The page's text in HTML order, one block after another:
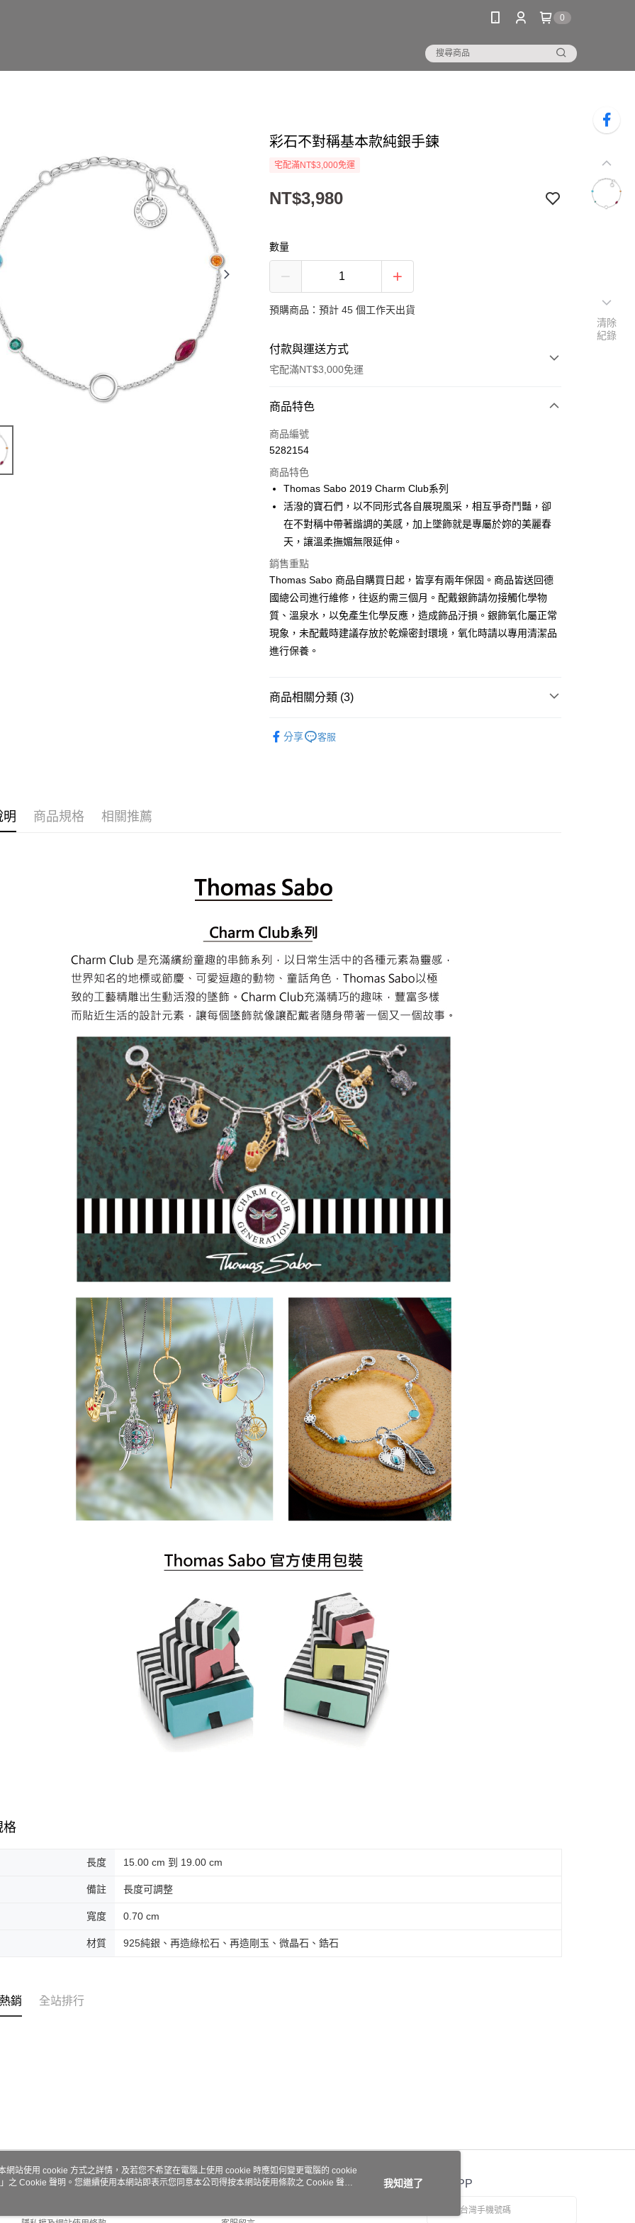
0
彩石不對稱基本款純銀手鍊
宅配滿NT$3,000免運
NT$3,980
數量
預購商品：預計 45 個工作天出貨
付款與運送方式
宅配滿NT$3,000免運
付款方式
信用卡一次付款
街口支付
悠遊付
ATM付款
運送方式
黑貓宅急便
每筆NT$100，滿NT$3,000(含以上)免運費
商品特色
商品編號
5282154
商品特色
Thomas Sabo 2019 Charm Club系列
活潑的寶石們，以不同形式各自展現風采，相互爭奇鬥豔，卻
在不對稱中帶著諧調的美感，加上墜飾就是專屬於妳的美麗春
天，讓溫柔撫媚無限延伸。
銷售重點
Thomas Sabo 商品自購買日起，皆享有兩年保固。商品皆送回德
國總公司進行維修，往返約需三個月。配戴銀飾請勿接觸化學物
質、溫泉水，以免產生化學反應，造成飾品汙損。銀飾氧化屬正常
現象，未配戴時建議存放於乾燥密封環境，氧化時請以專用清潔品
進行保養。
商品相關分類 (3)
分享 客服
明 商品規格 相關推薦
格
長度 15.00 cm 到 19.00 cm
備註 長度可調整
寬度 0.70 cm
材質 925純銀、再造綠松石、再造剛玉、微晶石、鋯石
銷 全站排行
關於我們 客服資訊 官方APP
清除
紀錄
網站使用 cookie 方式之詳情，及若您不希望在電腦上使用 cookie 時應如何變更電腦的 cookie
」之 Cookie 聲明。您繼續使用本網站即表示您同意本公司得按本網站使用條款之 Cookie 聲明
我知道了